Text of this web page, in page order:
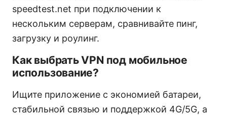
speedtest.net при подключении к
нескольким серверам, сравнивайте пинг,
загрузку и роулинг.
Как выбрать VPN под мобильное
использование?
Ищите приложение с экономией батареи,
стабильной связью и поддержкой 4G/5G, а